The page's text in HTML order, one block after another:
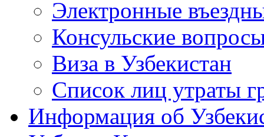
Электронные
Консульские
Виза в Узбекистан
Список лиц утраты
Информация об